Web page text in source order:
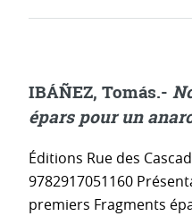
IBÁÑEZ, Tomás.-
épars pour un
Éditions Rue des
9782917051160
premiers Fragments